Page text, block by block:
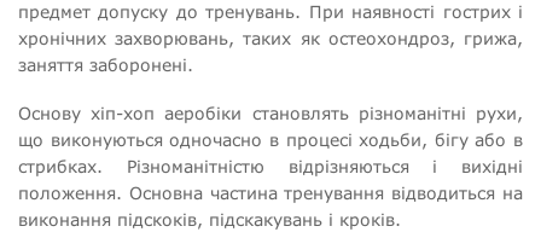
предмет допуску до тренувань. При наявності гострих і
хронічних захворювань, таких як остеохондроз, грижа,
заняття заборонені.
Основу хіп-хоп аеробіки становлять різноманітні рухи,
що виконуються одночасно в процесі ходьби, бігу або в
стрибках. Різноманітністю відрізняються і вихідні
положення. Основна частина тренування відводиться на
виконання підскоків, підскакувань і кроків.